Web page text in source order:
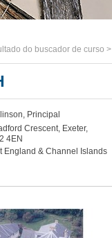
do buscador de curso >
Principal
Crescent, Exeter,
4EN
England & Channel Islands